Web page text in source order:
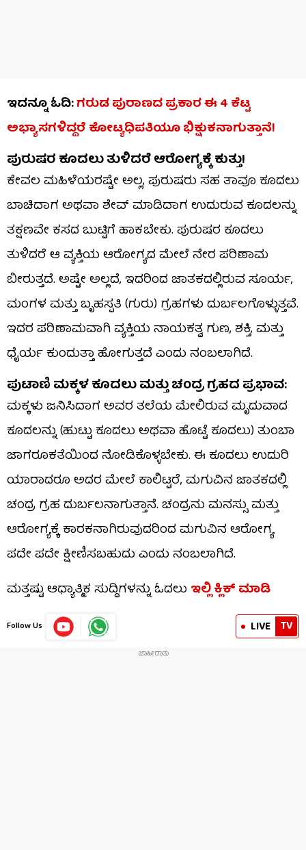
ಇದನ್ನೂ ಓದಿ:ಗರುಡ ಪುರಾಣದ ಪ್ರಕಾರ ಈ 4 ಕೆಟ್ಟ
ಅಭ್ಯಾಸಗಳಿದ್ದರೆ ಕೋಟ್ಯಧಿಪತಿಯೂ ಭಿಕ್ಷುಕನಾಗುತ್ತಾನೆ!
ಪುರುಷರ ಕೂದಲು ತುಳಿದರೆ ಆರೋಗ್ಯಕ್ಕೆ ಕುತ್ತು!
ಕೇವಲ ಮಹಿಳೆಯರಷ್ಟೇ ಅಲ್ಲ, ಪುರುಷರು ಸಹ ತಾವೂ ಕೂದಲು
ಬಾಚಿದಾಗ ಅಥವಾ ಶೇವ್ ಮಾಡಿದಾಗ ಉದುರುವ ಕೂದಲನ್ನು
ತಕ್ಷಣವೇ ಕಸದ ಬುಟ್ಟಿಗೆ ಹಾಕಬೇಕು. ಪುರುಷರ ಕೂದಲು
ತುಳಿದರೆ ಆ ವ್ಯಕ್ತಿಯ ಆರೋಗ್ಯದ ಮೇಲೆ ನೇರ ಪರಿಣಾಮ
ಬೀರುತ್ತದೆ. ಅಷ್ಟೇ ಅಲ್ಲದೆ, ಇದರಿಂದ ಜಾತಕದಲ್ಲಿರುವ ಸೂರ್ಯ,
ಮಂಗಳ ಮತ್ತು ಬೃಹಸ್ಪತಿ (ಗುರು) ಗ್ರಹಗಳು ದುರ್ಬಲಗೊಳ್ಳುತ್ತವೆ.
ಇದರ ಪರಿಣಾಮವಾಗಿ ವ್ಯಕ್ತಿಯ ನಾಯಕತ್ವ ಗುಣ, ಶಕ್ತಿ, ಮತ್ತು
ಧೈರ್ಯ ಕುಂದುತ್ತಾ ಹೋಗುತ್ತದೆ ಎಂದು ನಂಬಲಾಗಿದೆ.
ಪುಟಾಣಿ ಮಕ್ಕಳ ಕೂದಲು ಮತ್ತು ಚಂದ್ರ ಗ್ರಹದ ಪ್ರಭಾವ:
ಮಕ್ಕಳು ಜನಿಸಿದಾಗ ಅವರ ತಲೆಯ ಮೇಲಿರುವ ಮೃದುವಾದ
ಕೂದಲನ್ನು (ಹುಟ್ಟು ಕೂದಲು ಅಥವಾ ಹೊಟ್ಟೆ ಕೂದಲು) ತುಂಬಾ
ಜಾಗರೂಕತೆಯಿಂದ ನೋಡಿಕೊಳ್ಳಬೇಕು. ಈ ಕೂದಲು ಉದುರಿ
ಯಾರಾದರೂ ಅದರ ಮೇಲೆ ಕಾಲಿಟ್ಟರೆ, ಮಗುವಿನ ಜಾತಕದಲ್ಲಿ
ಚಂದ್ರ ಗ್ರಹ ದುರ್ಬಲನಾಗುತ್ತಾನೆ. ಚಂದ್ರನು ಮನಸ್ಸು ಮತ್ತು
ಆರೋಗ್ಯಕ್ಕೆ ಕಾರಕನಾಗಿರುವುದರಿಂದ ಮಗುವಿನ ಆರೋಗ್ಯ
ಪದೇ ಪದೇ ಕ್ಷೀಣಿಸಬಹುದು ಎಂದು ನಂಬಲಾಗಿದೆ.
ಮತ್ತಷ್ಟು ಆಧ್ಯಾತ್ಮಿಕ ಸುದ್ದಿಗಳನ್ನು ಓದಲು ಇಲ್ಲಿ ಕ್ಲಿಕ್ ಮಾಡಿ
Follow Us LIVE TV